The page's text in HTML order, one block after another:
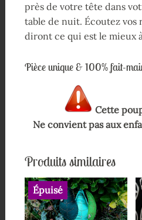
près de votre tête dans
table de nuit. Écoutez vos
diront ce qui est le mieux
Pièce unique & 100% fait-
Cette
Ne convient pas aux
Produits similaires
Épuisé